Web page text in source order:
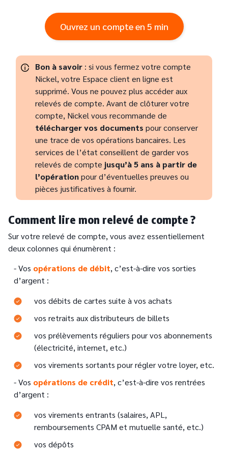
Ouvrez un compte en 5 min
Bon à savoir : si vous fermez votre compte
Nickel, votre Espace client en ligne est
supprimé. Vous ne pouvez plus accéder aux
relevés de compte. Avant de clôturer votre
compte, Nickel vous recommande de
télécharger vos documents pour conserver
une trace de vos opérations bancaires. Les
services de l’état conseillent de garder vos
relevés de compte jusqu’à 5 ans à partir de
l’opérationpour d’éventuelles preuves ou
pièces justificatives à fournir.
Comment lire mon relevé de compte ?
Sur votre relevé de compte, vous avez essentiellement
deux colonnes qui énumèrent :
Text
- Vos opérations de débit, c’est-à-dire vos sorties
d’argent :
vos débits de cartes suite à vos achats
vos retraits aux distributeurs de billets
vos prélèvements réguliers pour vos abonnements
(électricité, internet, etc.)
vos virements sortants pour régler votre loyer, etc.
Text
- Vos opérations de crédit, c’est-à-dire vos rentrées
d’argent :
vos virements entrants (salaires, APL,
remboursements CPAM et mutuelle santé, etc.)
vos dépôts